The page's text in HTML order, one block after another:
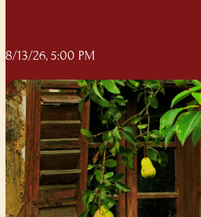
8/13/26, 5:00 PM